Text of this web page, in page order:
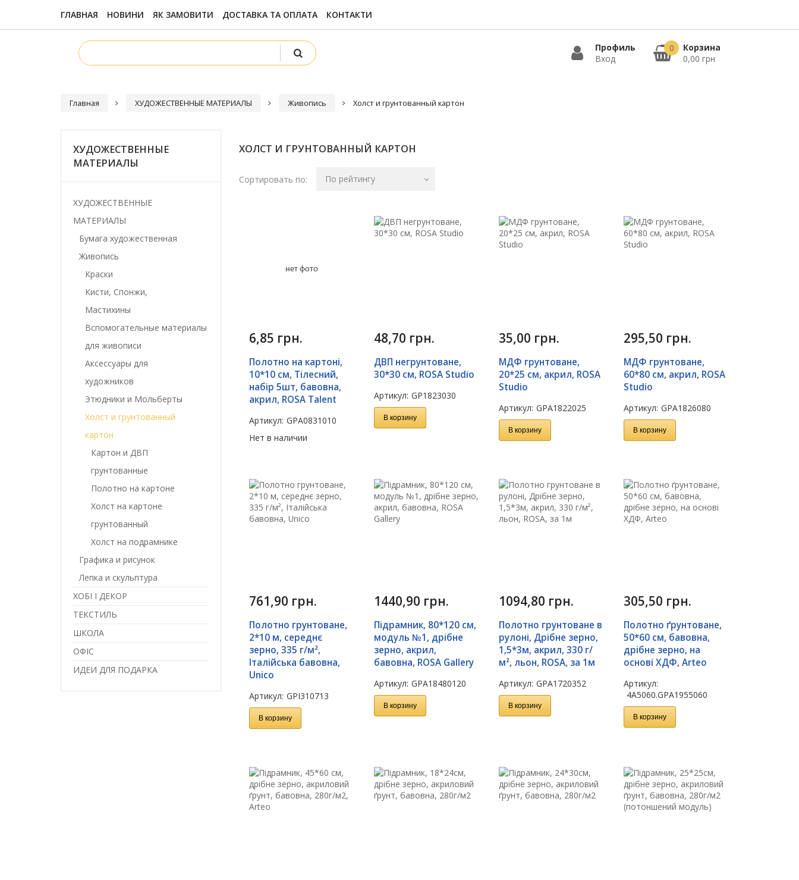
ГЛАВНАЯ НОВИНИ ЯК ЗАМОВИТИ ДОСТАВКА ТА ОПЛАТА КОНТАКТИ
Профиль
Вход
Корзина
0,00 грн
0
Главная ХУДОЖЕСТВЕННЫЕ МАТЕРИАЛЫ Живопись Холст и грунтованный картон
ХУДОЖЕСТВЕННЫЕ
МАТЕРИАЛЫ
ХУДОЖЕСТВЕННЫЕ
МАТЕРИАЛЫ
Бумага художественная
Живопись
Краски
Кисти, Спонжи,
Мастихины
Вспомогательные материалы
для живописи
Аксессуары для
художников
Этюдники и Мольберты
Холст и грунтованный
картон
Картон и ДВП
грунтованные
Полотно на картоне
Холст на картоне
грунтованный
Холст на подрамнике
Графика и рисунок
Лепка и скульптура
ХОБІ І ДЕКОР
ТЕКСТИЛЬ
ШКОЛА
ОФІС
ИДЕИ ДЛЯ ПОДАРКА
ХОЛСТ И ГРУНТОВАННЫЙ КАРТОН
Сортировать по: По рейтингу
6,85 грн.
Полотно на картоні,
10*10 см, Тілесний,
набір 5шт, бавовна,
акрил, ROSA Talent
Артикул: GPA0831010
Нет в наличии
48,70 грн.
ДВП негрунтоване,
30*30 см, ROSA Studio
Артикул: GP1823030
В корзину
35,00 грн.
МДФ грунтоване,
20*25 см, акрил, ROSA
Studio
Артикул: GPA1822025
В корзину
295,50 грн.
МДФ грунтоване,
60*80 см, акрил, ROSA
Studio
Артикул: GPA1826080
В корзину
761,90 грн.
Полотно грунтоване,
2*10 м, середнє
зерно, 335 г/м²,
Італійська бавовна,
Unico
Артикул: GPI310713
В корзину
1440,90 грн.
Підрамник, 80*120 см,
модуль №1, дрібне
зерно, акрил,
бавовна, ROSA Gallery
Артикул: GPA18480120
В корзину
1094,80 грн.
Полотно грунтоване в
рулоні, Дрiбне зерно,
1,5*3м, акрил, 330 г/
м², льон, ROSA, за 1м
Артикул: GPA1720352
В корзину
305,50 грн.
Полотно ґрунтоване,
50*60 см, бавовна,
дрібне зерно, на
основі ХДФ, Arteo
Артикул:
4А5060.GPA1955060
В корзину